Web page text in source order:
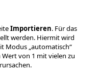
Importieren. Für das
werden. Hiermit wird
Modus „automatisch“
von 1 mit vielen zu